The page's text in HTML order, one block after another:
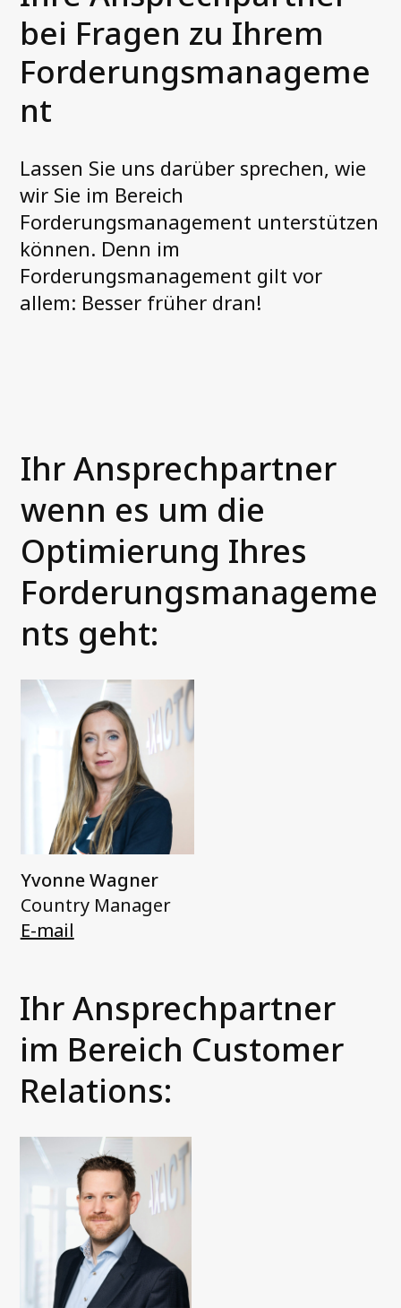
Unsere Leistungen
Treuhandinkasso (3PC)
Kontakt
Informationen für Schuldner
Unsere Login-Portale
bei Fragen zu Ihrem
Forderungsmanageme
nt
Lassen Sie uns darüber sprechen, wie
wir Sie im Bereich
Forderungsmanagement unterstützen
können. Denn im
Forderungsmanagement gilt vor
allem: Besser früher dran!
Ihr Ansprechpartner
wenn es um die
Optimierung Ihres
Forderungsmanageme
nts geht:
Yvonne Wagner
Country Manager
E-mail
Ihr Ansprechpartner
im Bereich Customer
Relations: